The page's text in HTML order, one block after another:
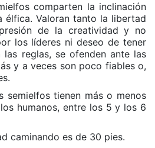
comparten la inclinación
élfica. Valoran tanto la libertad
de la creatividad y no
los líderes ni deseo de tener
las reglas, se ofenden ante las
y a veces son poco fiables o,
semielfos tienen más o menos
humanos, entre los 5 y los 6
caminando es de 30 pies.